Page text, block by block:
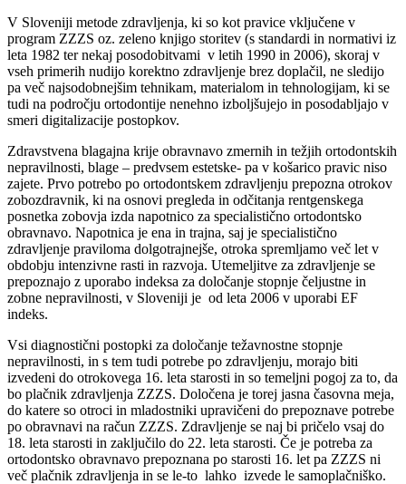
V Sloveniji metode zdravljenja, ki so kot pravice vključene v
program ZZZS oz. zeleno knjigo storitev (s standardi in normativi iz
leta 1982 ter nekaj posodobitvami v letih 1990 in 2006), skoraj v
vseh primerih nudijo korektno zdravljenje brez doplačil, ne sledijo
pa več najsodobnejšim tehnikam, materialom in tehnologijam, ki se
tudi na področju ortodontije nenehno izboljšujejo in posodabljajo v
smeri digitalizacije postopkov.
Zdravstvena blagajna krije obravnavo zmernih in težjih ortodontskih
nepravilnosti, blage – predvsem estetske- pa v košarico pravic niso
zajete. Prvo potrebo po ortodontskem zdravljenju prepozna otrokov
zobozdravnik, ki na osnovi pregleda in odčitanja rentgenskega
posnetka zobovja izda napotnico za specialistično ortodontsko
obravnavo. Napotnica je ena in trajna, saj je specialistično
zdravljenje praviloma dolgotrajnejše, otroka spremljamo več let v
obdobju intenzivne rasti in razvoja. Utemeljitve za zdravljenje se
prepoznajo z uporabo indeksa za določanje stopnje čeljustne in
zobne nepravilnosti, v Sloveniji je od leta 2006 v uporabi EF
indeks.
Vsi diagnostični postopki za določanje težavnostne stopnje
nepravilnosti, in s tem tudi potrebe po zdravljenju, morajo biti
izvedeni do otrokovega 16. leta starosti in so temeljni pogoj za to, da
bo plačnik zdravljenja ZZZS. Določena je torej jasna časovna meja,
do katere so otroci in mladostniki upravičeni do prepoznave potrebe
po obravnavi na račun ZZZS. Zdravljenje se naj bi pričelo vsaj do
18. leta starosti in zaključilo do 22. leta starosti. Če je potreba za
ortodontsko obravnavo prepoznana po starosti 16. let pa ZZZS ni
več plačnik zdravljenja in se le-to lahko izvede le samoplačniško.